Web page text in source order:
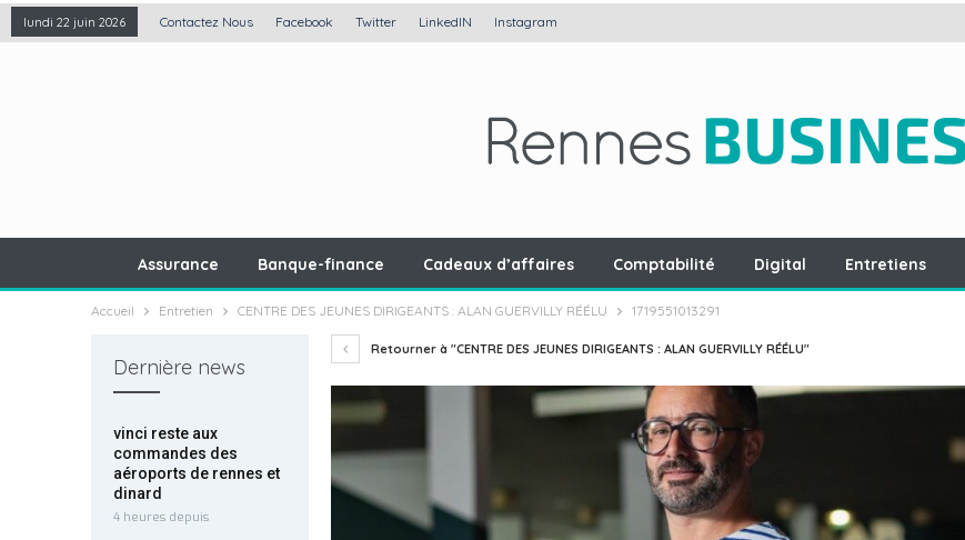
lundi 22 juin 2026 Contactez Nous Facebook Twitter LinkedIN Instagram
Assurance Banque-finance Cadeaux d’affaires Comptabilité Digital Entretiens
Accueil Entretien CENTRE DES JEUNES DIRIGEANTS : ALAN GUERVILLY RÉÉLU 1719551013291
Retourner à "CENTRE DES JEUNES DIRIGEANTS : ALAN GUERVILLY RÉÉLU"
Dernière news
vinci reste aux
commandes des
aéroports de rennes et
dinard
4 heures depuis